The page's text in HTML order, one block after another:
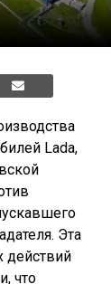
Lada,
Эта
действий
что